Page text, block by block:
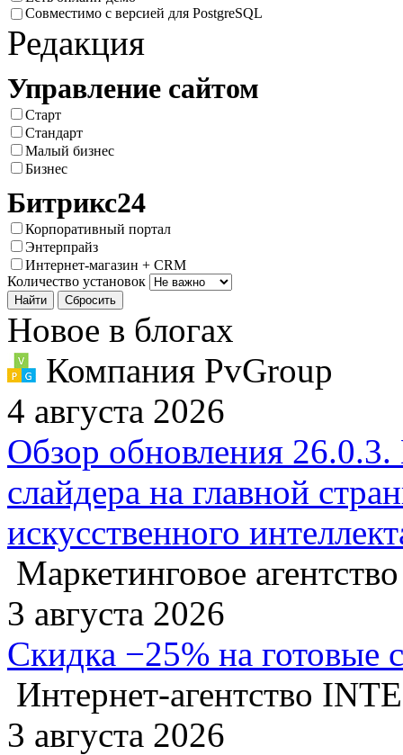
Совместимо с версией для PostgreSQL
Редакция
Управление сайтом
Старт
Стандарт
Малый бизнес
Бизнес
Битрикс24
Корпоративный портал
Энтерпрайз
Интернет-магазин + CRM
Количество установок
Новое в блогах
Компания PvGroup
4 августа 2026
Обзор обновления 26.0.3.
слайдера на главной
искусственного
Маркетинговое
3 августа 2026
Скидка −25% на готовые
Интернет-агентство
3 августа 2026